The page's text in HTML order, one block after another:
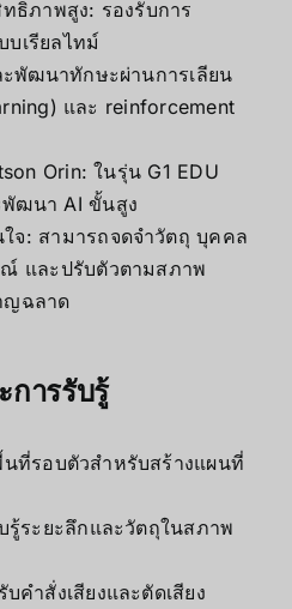
ธิภาพสูง: รองรับการ
เรียลไทม์
พัฒนาทักษะผ่านการเลียน
และ reinforcement
Orin: ในรุ่น G1 EDU
พัฒนา AI ขั้นสูง
จ: สามารถจดจำวัตถุ บุคคล
และปรับตัวตามสภาพ
ญฉลาด
การรับรู้
ที่รอบตัวสำหรับสร้างแผนที่
รู้ระยะลึกและวัตถุในสภาพ
คำสั่งเสียงและตัดเสียง